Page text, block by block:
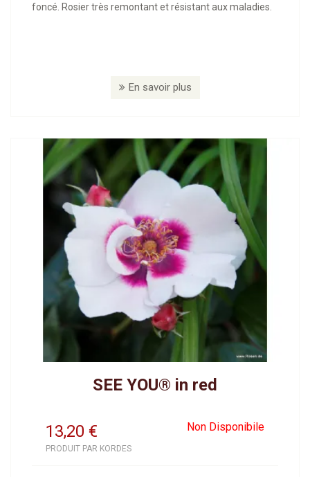
foncé. Rosier très remontant et résistant aux maladies.
En savoir plus
SEE YOU® in red
13,20 Non Disponibile
€
PRODUIT PAR KORDES